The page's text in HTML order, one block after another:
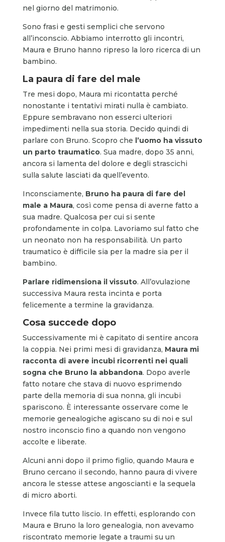
nel giorno del matrimonio.
Sono frasi e gesti semplici che servono
all’inconscio. Abbiamo interrotto gli incontri,
Maura e Bruno hanno ripreso la loro ricerca di un
bambino.
La paura di fare del male
Tre mesi dopo, Maura mi ricontatta perché
nonostante i tentativi mirati nulla è cambiato.
Eppure sembravano non esserci ulteriori
impedimenti nella sua storia. Decido quindi di
parlare con Bruno. Scopro che l’uomo ha vissuto
un parto traumatico. Sua madre, dopo 35 anni,
ancora si lamenta del dolore e degli strascichi
sulla salute lasciati da quell’evento.
Inconsciamente, Bruno ha paura di fare del
male a Maura, così come pensa di averne fatto a
sua madre. Qualcosa per cui si sente
profondamente in colpa. Lavoriamo sul fatto che
un neonato non ha responsabilità. Un parto
traumatico è difficile sia per la madre sia per il
bambino.
Parlare ridimensiona il vissuto. All’ovulazione
successiva Maura resta incinta e porta
felicemente a termine la gravidanza.
Cosa succede dopo
Successivamente mi è capitato di sentire ancora
la coppia. Nei primi mesi di gravidanza, Maura mi
racconta di avere incubi ricorrenti nei quali
sogna che Bruno la abbandona. Dopo averle
fatto notare che stava di nuovo esprimendo
parte della memoria di sua nonna, gli incubi
spariscono. È interessante osservare come le
memorie genealogiche agiscano su di noi e sul
nostro inconscio fino a quando non vengono
accolte e liberate.
Alcuni anni dopo il primo figlio, quando Maura e
Bruno cercano il secondo, hanno paura di vivere
ancora le stesse attese angoscianti e la sequela
di micro aborti.
Invece fila tutto liscio. In effetti, esplorando con
Maura e Bruno la loro genealogia, non avevamo
riscontrato memorie legate a traumi su un